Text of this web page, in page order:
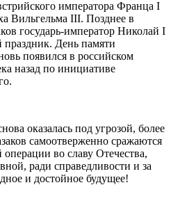
императора Франца I
Вильгельма III. Позднее в
государь-император Николай I
праздник. День памяти
появился в российском
назад по инициативе
оказалась под угрозой, более
самоотверженно сражаются
во славу Отечества,
ради справедливости и за
и достойное будущее!